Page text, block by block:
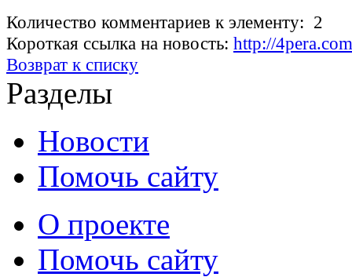
Количество комментариев к элементу: 2
Короткая ссылка на новость: http://
Возврат к списку
Разделы
Новости
Помочь сайту
О проекте
Помочь сайту